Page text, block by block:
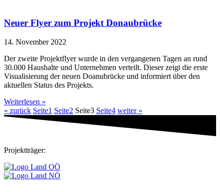
Neuer Flyer zum Projekt Donaubrücke
14. November 2022
Der zweite Projektflyer wurde in den vergangenen Tagen an rund
30.000 Haushalte und Unternehmen verteilt. Dieser zeigt die erste
Visualisierung der neuen Doanubrücke und informiert über den
aktuellen Status des Projekts.
Weiterlesen »
« zurück Seite1 Seite2 Seite3 Seite4 weiter »
Projektträger: